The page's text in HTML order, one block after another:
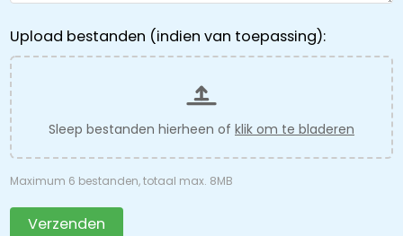
Upload bestanden (indien van toepassing):
Sleep bestanden hierheen of klik om te bladeren
Maximum 6 bestanden, totaal max. 8MB
Verzenden